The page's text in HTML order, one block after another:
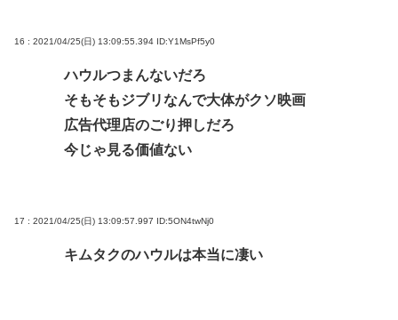
16 : 2021/04/25(日) 13:09:55.394 ID:Y1MsPf5y0
ハウルつまんないだろ
そもそもジブリなんで大体がクソ映画
広告代理店のごり押しだろ
今じゃ見る価値ない
17 : 2021/04/25(日) 13:09:57.997 ID:5ON4twNj0
キムタクのハウルは本当に凄い